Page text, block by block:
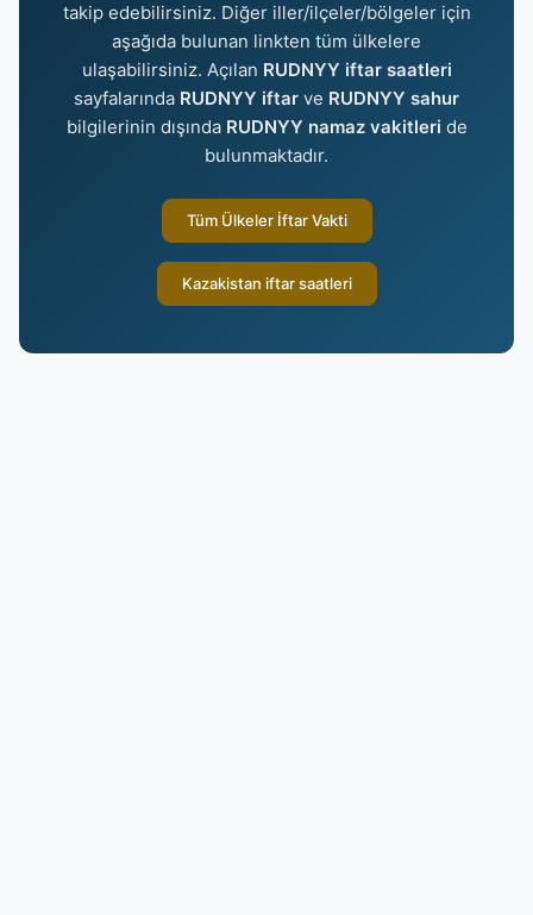
takip edebilirsiniz. Diğer iller/ilçeler/bölgeler için
aşağıda bulunan linkten tüm ülkelere
ulaşabilirsiniz. Açılan RUDNYY iftar saatleri
sayfalarında RUDNYY iftar ve RUDNYY sahur
bilgilerinin dışında RUDNYY namaz vakitleri de
bulunmaktadır.
Tüm Ülkeler İftar Vakti
Kazakistan iftar saatleri